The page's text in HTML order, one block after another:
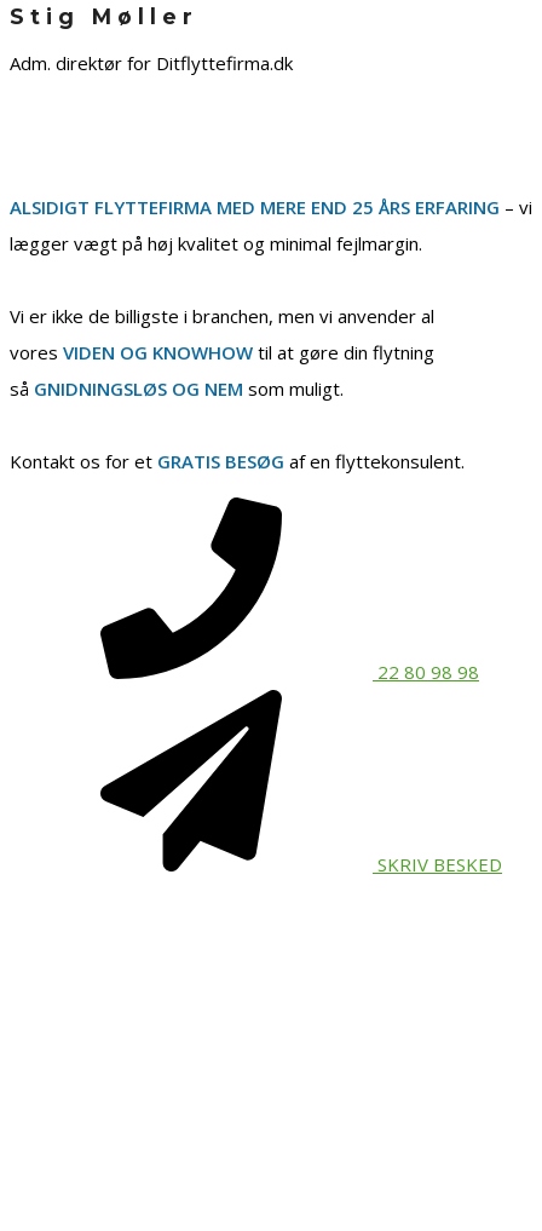
Stig Møller
Adm. direktør for Ditflyttefirma.dk
ALSIDIGT FLYTTEFIRMA MED MERE END 25 ÅRS ERFARING – vi
lægger vægt på høj kvalitet og minimal fejlmargin.
Vi er ikke de billigste i branchen, men vi anvender al
vores VIDEN OG KNOWHOW til at gøre din flytning
så GNIDNINGSLØS OG NEM som muligt.
Kontakt os for et GRATIS BESØG af en flyttekonsulent.
22 80 98 98
SKRIV BESKED